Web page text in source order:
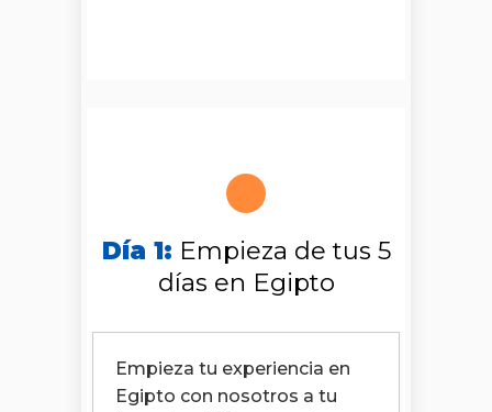
Día 1: Empieza de tus 5
días en Egipto
Empieza tu experiencia en
Egipto con nosotros a tu